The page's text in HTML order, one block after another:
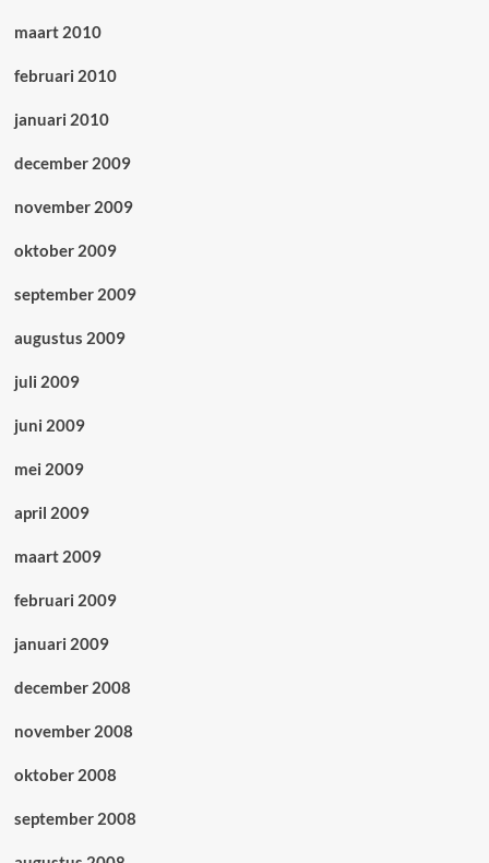
maart 2010
februari 2010
januari 2010
december 2009
november 2009
oktober 2009
september 2009
augustus 2009
juli 2009
juni 2009
mei 2009
april 2009
maart 2009
februari 2009
januari 2009
december 2008
november 2008
oktober 2008
september 2008